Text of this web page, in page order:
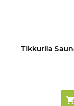
Tikkurila